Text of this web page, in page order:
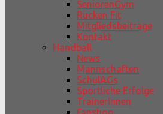
SeniorenGym
Rücken Fit
Mitgliedsbeiträge
Kontakt
Handball
News
Mannschaften
SchulAGs
Sportliche Erfolge
TrainerInnen